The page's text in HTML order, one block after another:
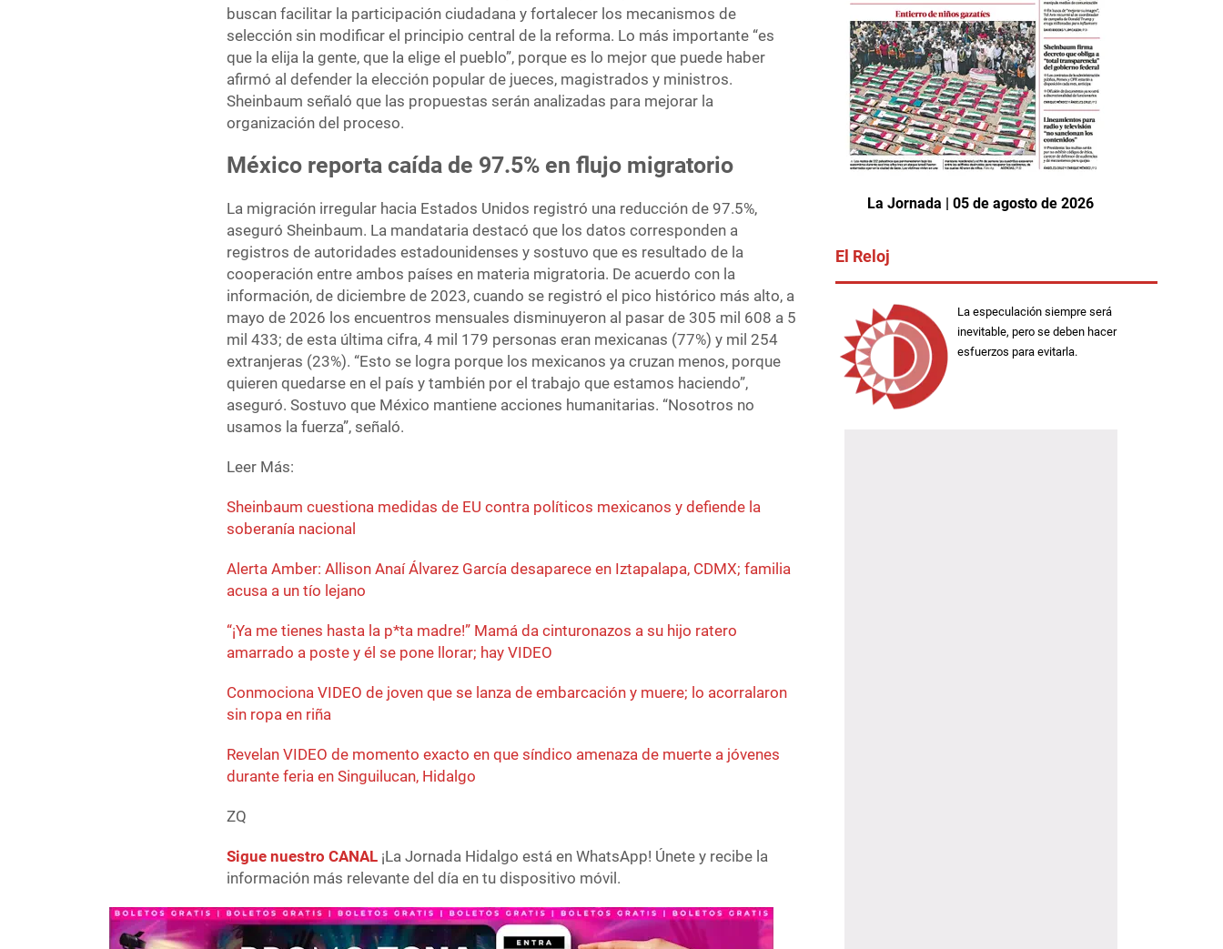
buscan facilitar la participación ciudadana y fortalecer los mecanismos de
selección sin modificar el principio central de la reforma. Lo más importante “es
que la elija la gente, que la elige el pueblo”, porque es lo mejor que puede haber
afirmó al defender la elección popular de jueces, magistrados y ministros.
Sheinbaum señaló que las propuestas serán analizadas para mejorar la
organización del proceso.
México reporta caída de 97.5% en flujo migratorio
La migración irregular hacia Estados Unidos registró una reducción de 97.5%,
aseguró Sheinbaum. La mandataria destacó que los datos corresponden a
registros de autoridades estadounidenses y sostuvo que es resultado de la
cooperación entre ambos países en materia migratoria. De acuerdo con la
información, de diciembre de 2023, cuando se registró el pico histórico más alto, a
mayo de 2026 los encuentros mensuales disminuyeron al pasar de 305 mil 608 a 5
mil 433; de esta última cifra, 4 mil 179 personas eran mexicanas (77%) y mil 254
extranjeras (23%). “Esto se logra porque los mexicanos ya cruzan menos, porque
quieren quedarse en el país y también por el trabajo que estamos haciendo”,
aseguró. Sostuvo que México mantiene acciones humanitarias. “Nosotros no
usamos la fuerza”, señaló.
Leer Más:
Sheinbaum cuestiona medidas de EU contra políticos mexicanos y defiende la
soberanía nacional
Alerta Amber: Allison Anaí Álvarez García desaparece en Iztapalapa, CDMX; familia
acusa a un tío lejano
“¡Ya me tienes hasta la p*ta madre!” Mamá da cinturonazos a su hijo ratero
amarrado a poste y él se pone llorar; hay VIDEO
Conmociona VIDEO de joven que se lanza de embarcación y muere; lo acorralaron
sin ropa en riña
Revelan VIDEO de momento exacto en que síndico amenaza de muerte a jóvenes
durante feria en Singuilucan, Hidalgo
ZQ
Sigue nuestro CANAL ¡La Jornada Hidalgo está en WhatsApp! Únete y recibe la
información más relevante del día en tu dispositivo móvil.
La Jornada | 05 de agosto de 2026
El Reloj
La especulación siempre será
inevitable, pero se deben hacer
esfuerzos para evitarla.